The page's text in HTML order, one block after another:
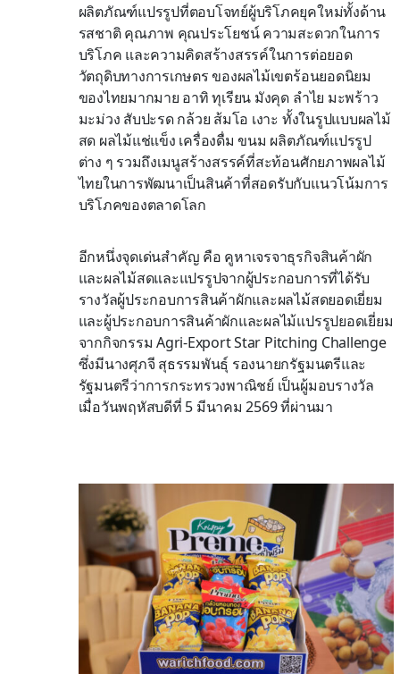
ผลิตภัณฑ์แปรรูปที่ตอบโจทย์ผู้บริโภคยุคใหม่ทั้งด้าน
รสชาติ คุณภาพ คุณประโยชน์ ความสะดวกในการ
บริโภค และความคิดสร้างสรรค์ในการต่อยอด
วัตถุดิบทางการเกษตร ของผลไม้เขตร้อนยอดนิยม
ของไทยมากมาย อาทิ ทุเรียน มังคุด ลำไย มะพร้าว
มะม่วง สับปะรด กล้วย ส้มโอ เงาะ ทั้งในรูปแบบผลไม้
สด ผลไม้แช่แข็ง เครื่องดื่ม ขนม ผลิตภัณฑ์แปรรูป
ต่าง ๆ รวมถึงเมนูสร้างสรรค์ที่สะท้อนศักยภาพผลไม้
ไทยในการพัฒนาเป็นสินค้าที่สอดรับกับแนวโน้มการ
บริโภคของตลาดโลก
อีกหนึ่งจุดเด่นสำคัญ คือ คูหาเจรจาธุรกิจสินค้าผัก
และผลไม้สดและแปรรูปจากผู้ประกอบการที่ได้รับ
รางวัลผู้ประกอบการสินค้าผักและผลไม้สดยอดเยี่ยม
และผู้ประกอบการสินค้าผักและผลไม้แปรรูปยอดเยี่ยม
จากกิจกรรม Agri-Export Star Pitching Challenge
ซึ่งมีนางศุภจี สุธรรมพันธุ์ รองนายกรัฐมนตรีและ
รัฐมนตรีว่าการกระทรวงพาณิชย์ เป็นผู้มอบรางวัล
เมื่อวันพฤหัสบดีที่ 5 มีนาคม 2569 ที่ผ่านมา